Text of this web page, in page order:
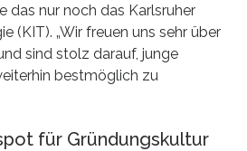
das nur noch das Karlsruher
(KIT). „Wir freuen uns sehr über
sind stolz darauf, junge
bestmöglich zu
für Gründungskultur